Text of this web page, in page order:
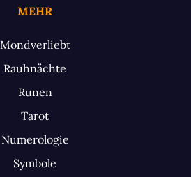
MEHR
Mondverliebt
Rauhnächte
Runen
Tarot
Numerologie
Symbole